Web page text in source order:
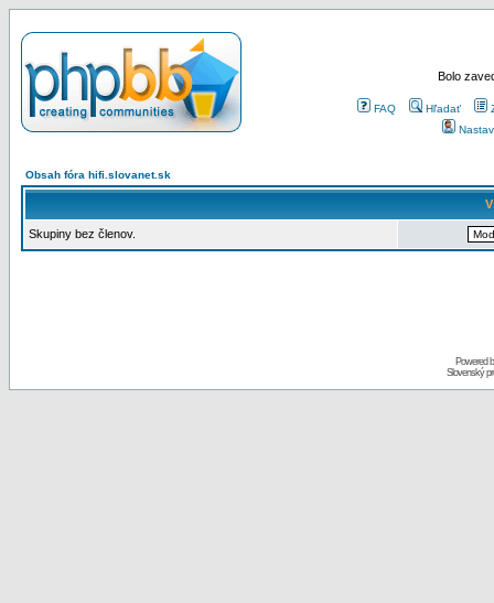
Bolo
FAQ Hľadať
Obsah fóra hifi.slovanet.sk
Skupiny bez členov.
Powered
Slovenský